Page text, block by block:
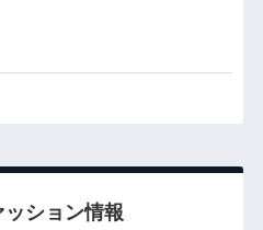
ション情報